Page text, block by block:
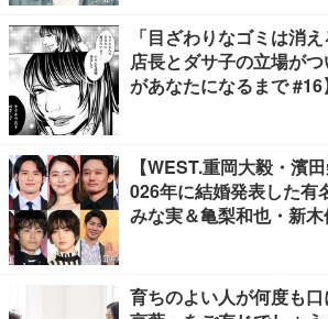
「目ざわりなゴミは消
店長とダサ子の立場が
があなたになるまで #16
【WEST.重岡大毅・濱
026年に結婚発表した有
みな実＆亀梨和也・新
育ちのよい人が何度も